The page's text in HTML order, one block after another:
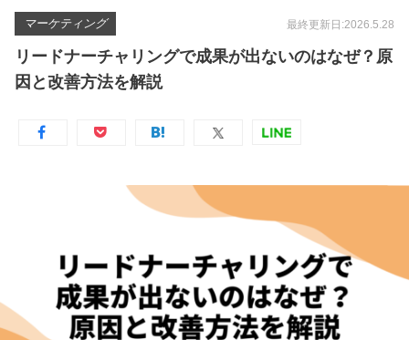
マーケティング 最終更新日:2026.5.28
リードナーチャリングで成果が出ないのはなぜ？原
因と改善方法を解説